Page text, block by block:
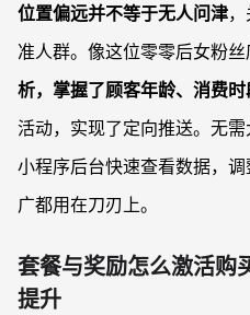
位置偏远并不等于无人问津
准人群。像这位零零后女粉丝
析，掌握了顾客年龄、消费
活动，实现了定向推送。无
小程序后台快速查看数据，
广都用在刀刃上。
套餐与奖励怎么激活购
提升